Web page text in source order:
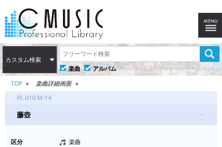
カスタム検索
楽曲
アルバム
TOP
楽曲詳細画面
PL-010 M-14
藤壺 -
区分
楽曲